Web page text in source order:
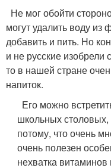
Не мог обойти
могут удалить воду из
добавить и пить. Но
и не русские
то в нашей стране
напиток.
Его можно
школьных столовых,
потому, что очень
очень полезен
нехватка